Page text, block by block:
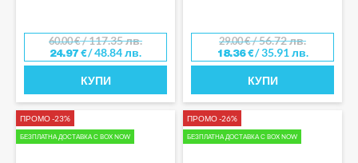
60.00€/ 117.35 лв.
24.97 €/ 48.84 лв.
КУПИ
29.00€/ 56.72 лв.
18.36€/ 35.91 лв.
КУПИ
ПРОМО -23%
БЕЗПЛАТНА ДОСТАВКА С BOX NOW
ПРОМО -26%
БЕЗПЛАТНА ДОСТАВКА С BOX NOW